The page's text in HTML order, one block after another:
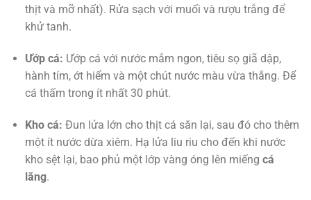
thịt và mỡ nhất). Rửa sạch với muối và rượu trắng để
khử tanh.
Ướp cá: Ướp cá với nước mắm ngon, tiêu sọ giã dập,
hành tím, ớt hiểm và một chút nước màu vừa thắng. Để
cá thấm trong ít nhất 30 phút.
Kho cá: Đun lửa lớn cho thịt cá săn lại, sau đó cho thêm
một ít nước dừa xiêm. Hạ lửa liu riu cho đến khi nước
kho sệt lại, bao phủ một lớp vàng óng lên miếng cá
lăng.